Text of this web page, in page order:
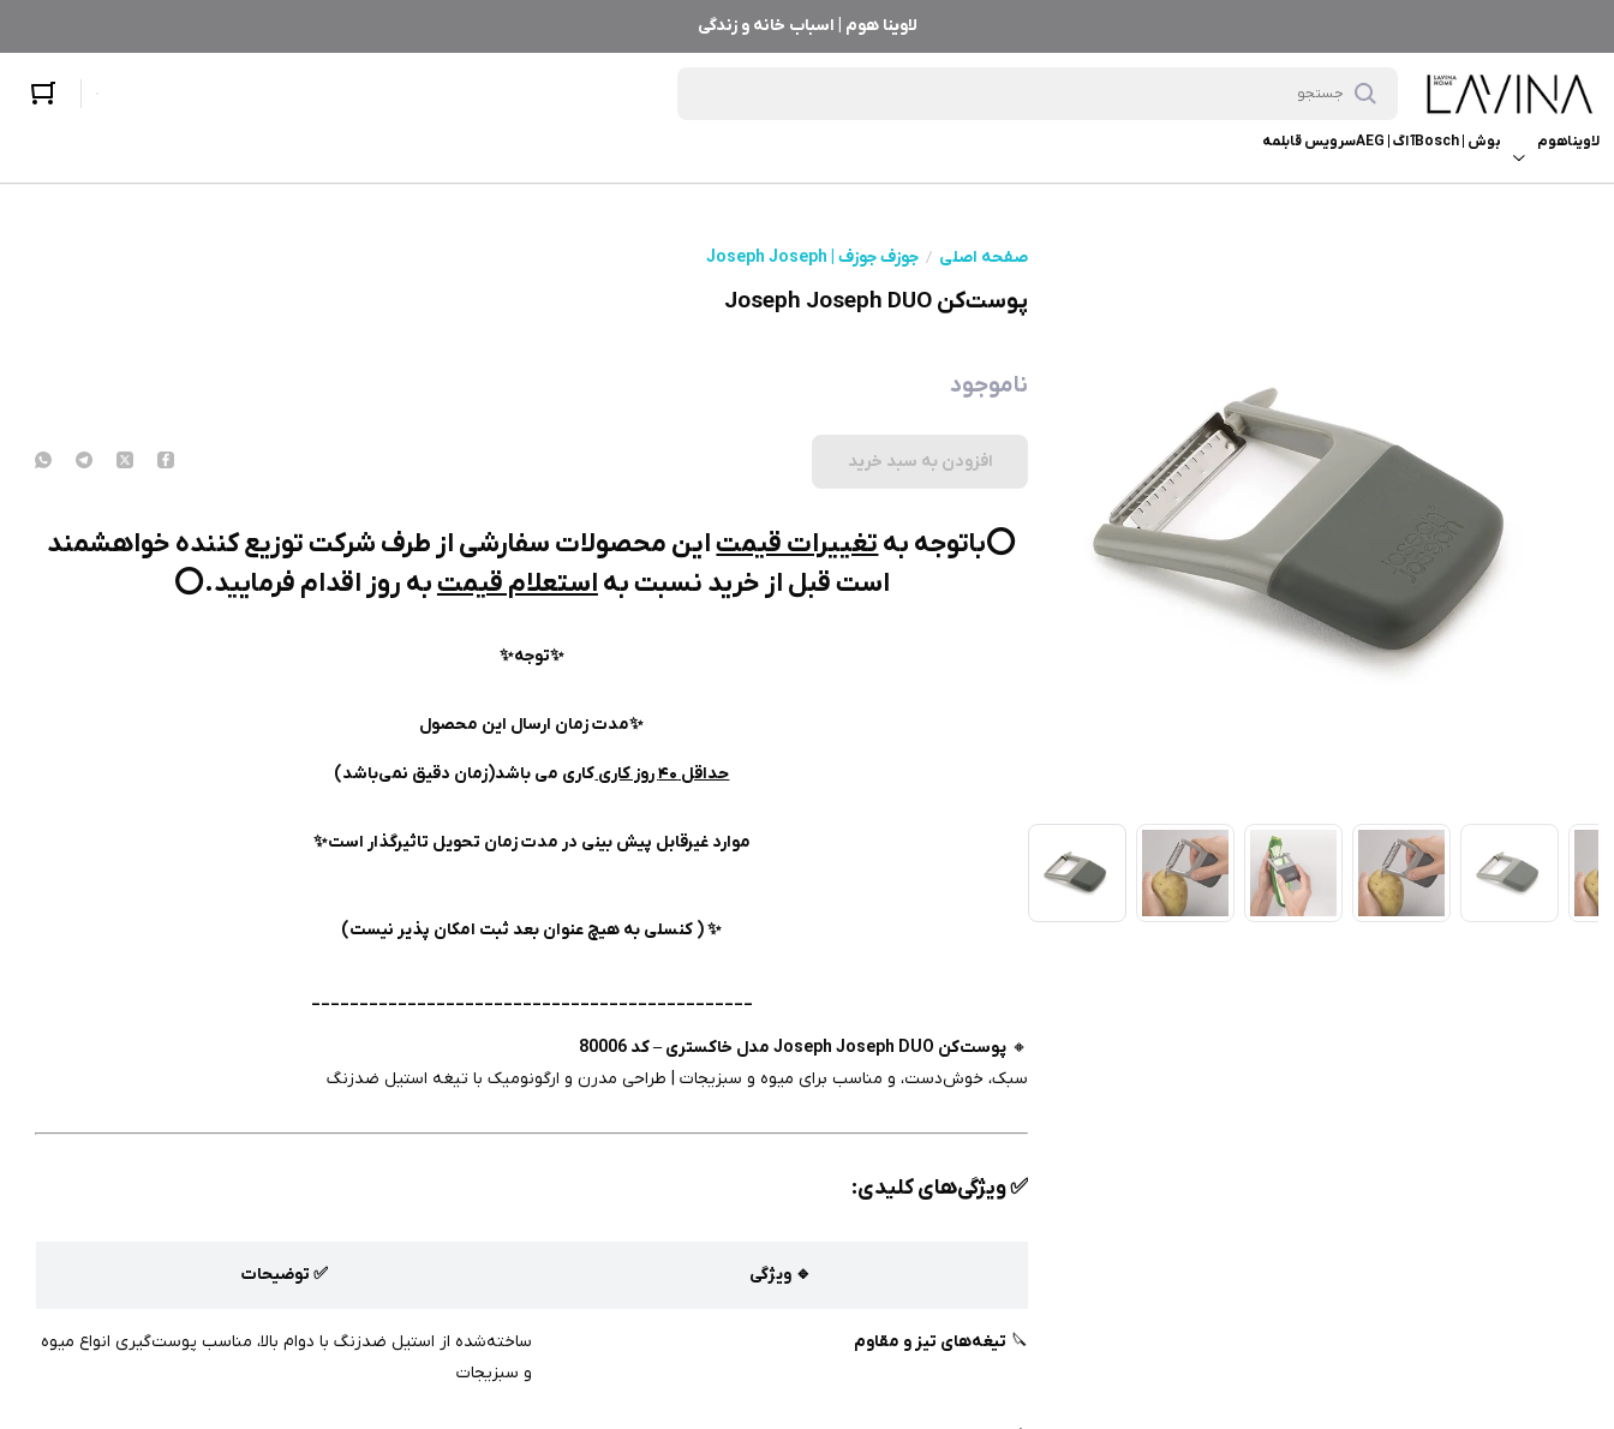
لاوینا هوم | اسباب خانه و زندگی
لاویناهوم بوش | Bosch آ اگ | AEG سرویس قابلمه
صفحه اصلی جوزف جوزف | Joseph Joseph
پوست‌کن Joseph Joseph DUO
ناموجود
افزودن به سبد خرید
⭕️باتوجه بهتغییرات قیمتاین محصولات سفارشی از طرف شرکت توزیع کننده خواهشمند
است قبل از خرید نسبت بهاستعلام قیمتبه روز اقدام فرمایید.⭕️
✨️توجه✨
✨مدت زمان ارسال این محصول
حداقل ۴۰ روز کاری کاری می باشد(زمان دقیق نمی‌باشد)
موارد غیرقابل پیش بینی در مدت زمان تحویل تاثیرگذار است✨
✨ ( کنسلی به هیچ عنوان بعد ثبت امکان پذیر نیست)
______________________________________________
🔸 پوست‌کن Joseph Joseph DUO مدل خاکستری – کد 80006
سبک، خوش‌دست، و مناسب برای میوه و سبزیجات | طراحی مدرن و ارگونومیک با تیغه استیل ضدزنگ
✅ویژگی‌های کلیدی:
🔹 ویژگی ✅ توضیحات
🔪 تیغه‌های تیز و مقاوم
ساخته‌شده از استیل ضدزنگ با دوام بالا، مناسب پوست‌گیری انواع میوه
و سبزیجات